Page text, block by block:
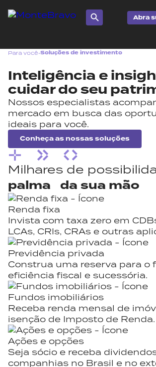
Abra
Para você•Soluções de investimento
Inteligência e
cuidar do seu
Nossos especialistas
mercado em busca das
ideais para você.
Conheça as nossas soluções
Milhares de
palma da sua mão
Renda fixa
Invista com taxa zero em
LCAs, CRIs, CRAs e outras
Previdência privada
Construa uma reserva para o
eficiência fiscal e sucessória.
Fundos imobiliários
Receba renda mensal de
isenção de Imposto de Renda.
Ações e opções
Seja sócio e receba
companhias no Brasil e no